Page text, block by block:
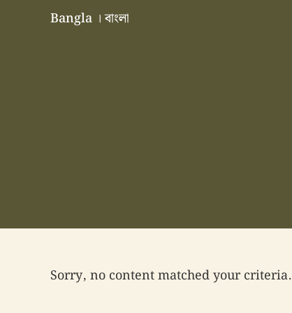
Skip to main content
Skip to header right navigation
Skip to site footer
Bangla । বাংলা
Sorry, no content matched your criteria.